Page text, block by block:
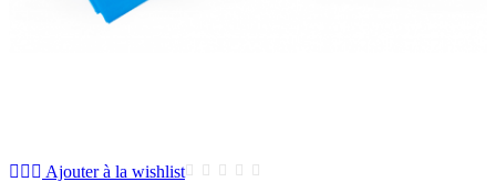
Ajouter à la wishlist